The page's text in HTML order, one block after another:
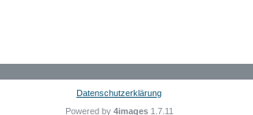
Datenschutzerklärung
Powered by 4images1.7.11